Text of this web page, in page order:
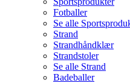
Fotballer
Se alle
Strand
Strandhåndklær
Strandstoler
Se alle Strand
Badeballer